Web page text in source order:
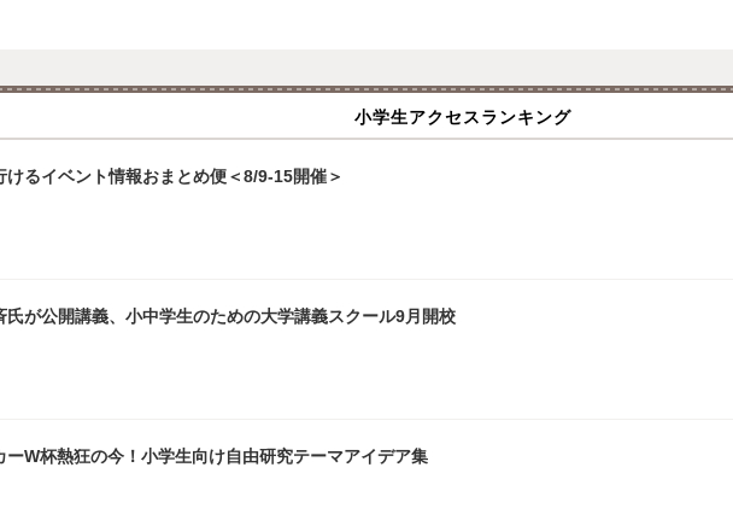
小学生アクセスランキング
けるイベント情報おまとめ便＜8/9-15開催＞
氏が公開講義、小中学生のための大学講義スクール9月開校
ーW杯熱狂の今！小学生向け自由研究テーマアイデア集